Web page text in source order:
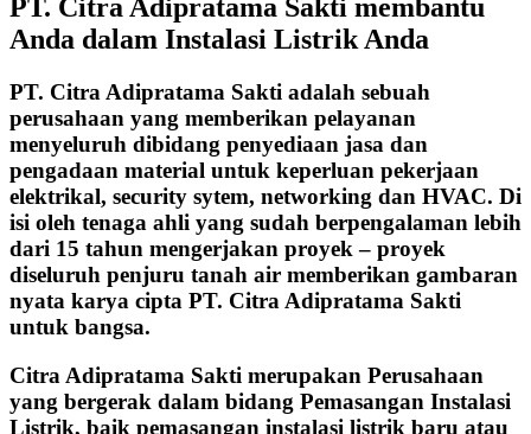
PT. Citra Adipratama Sakti membantu
Anda dalam Instalasi Listrik Anda
PT. Citra Adipratama Sakti adalah sebuah
perusahaan yang memberikan pelayanan
menyeluruh dibidang penyediaan jasa dan
pengadaan material untuk keperluan pekerjaan
elektrikal, security sytem, networking dan HVAC. Di
isi oleh tenaga ahli yang sudah berpengalaman lebih
dari 15 tahun mengerjakan proyek – proyek
diseluruh penjuru tanah air memberikan gambaran
nyata karya cipta PT. Citra Adipratama Sakti
untuk bangsa.
Citra Adipratama Sakti merupakan Perusahaan
yang bergerak dalam bidang Pemasangan Instalasi
Listrik, baik pemasangan instalasi listrik baru atau